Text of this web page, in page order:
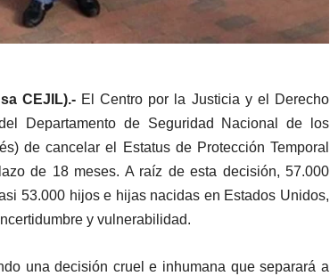
CEJIL).- El Centro por la Justicia y el Derecho
Departamento de Seguridad Nacional de los
de cancelar el Estatus de Protección Temporal
de 18 meses. A raíz de esta decisión, 57.000
53.000 hijos e hijas nacidas en Estados Unidos,
y vulnerabilidad.
una decisión cruel e inhumana que separará a